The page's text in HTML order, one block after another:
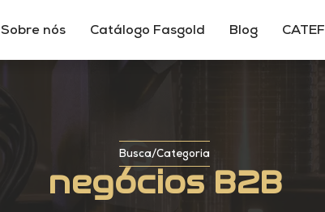
Sobre nós Catálogo Fasgold Blog CATEF
Busca/Categoria
negócios B2B